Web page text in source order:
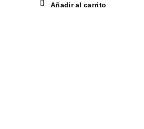
Añadir al carrito